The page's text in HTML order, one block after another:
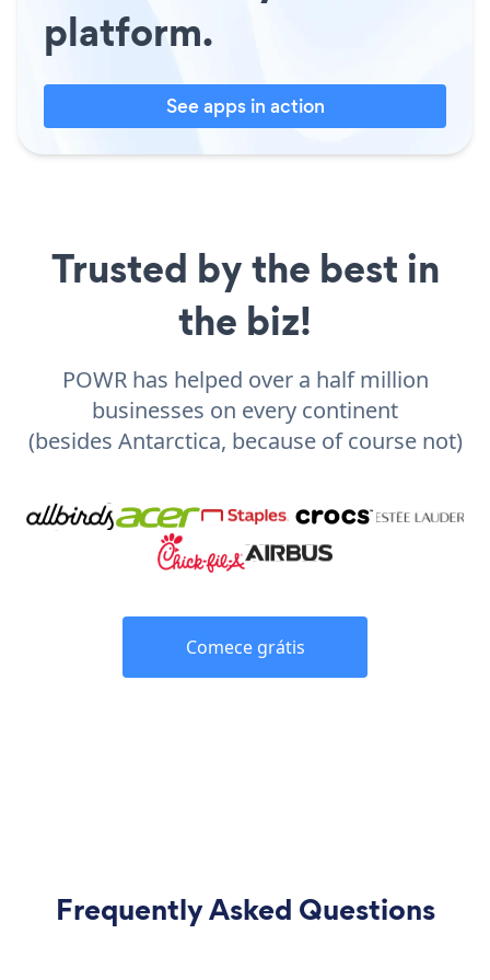
platform.
See apps in action
Trusted by the best in
the biz!
POWR has helped over a half million
businesses on every continent
(besides Antarctica, because of course not)
Comece grátis
Frequently Asked Questions